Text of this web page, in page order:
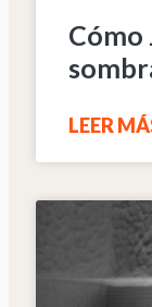
Cómo
LEER